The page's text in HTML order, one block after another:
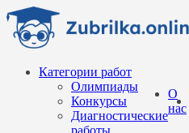
Перейти
содержанию
Категории работ
Олимпиады
Конкурсы
Диагностические
работы
О
нас